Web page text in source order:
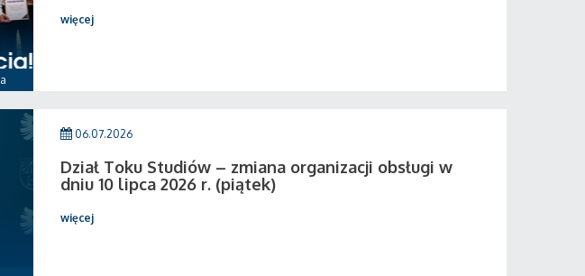
więcej
06.07.2026
Dział Toku Studiów – zmiana organizacji obsługi w
dniu 10 lipca 2026 r. (piątek)
więcej